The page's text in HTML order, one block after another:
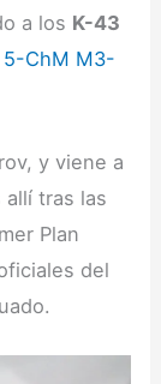
a los K-43
ChM M3-
y viene a
tras las
Plan
del